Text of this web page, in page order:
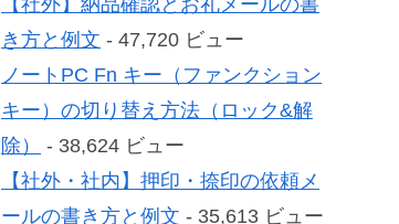
【社外】納品確認とお礼メールの書
き方と例文 - 47,720 ビュー
ノートPC Fn キー（ファンクション
キー）の切り替え方法（ロック&解
除）
- 38,624 ビュー
【社外・社内】押印・捺印の依頼メ
ールの書き方と例文 - 35,613 ビュー